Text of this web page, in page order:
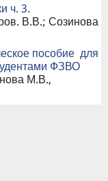
ч. 3.
В.В.; Созинова
пособие для
ФЗВО
М.В.,